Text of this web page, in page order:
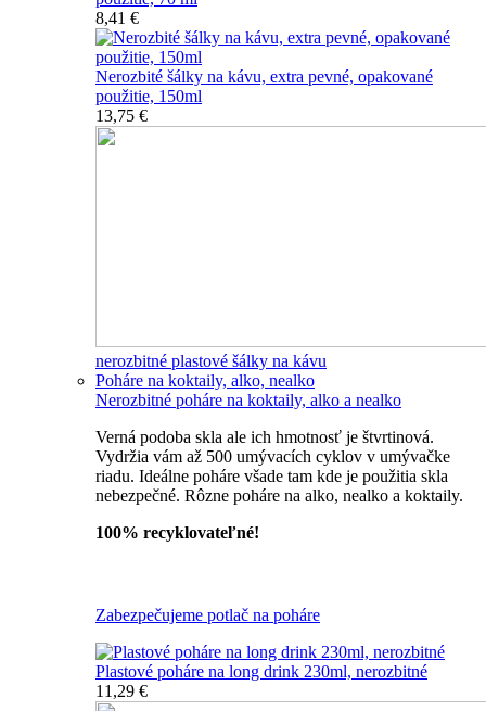
8,41 €
Nerozbité šálky na kávu, extra pevné, opakované
použitie, 150ml
13,75 €
nerozbitné plastové šálky na kávu
Poháre na koktaily, alko, nealko
Nerozbitné poháre na koktaily, alko a nealko
Verná podoba skla ale ich hmotnosť je štvrtinová.
Vydržia vám až 500 umývacích cyklov v umývačke
riadu. Ideálne poháre všade tam kde je použitia skla
nebezpečné. Rôzne poháre na alko, nealko a koktaily.
100% recyklovateľné!
Zabezpečujeme potlač na poháre
Plastové poháre na long drink 230ml, nerozbitné
11,29 €